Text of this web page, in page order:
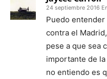
24 septiembre 2016
Puedo
contra el
pese a que sea
importante de
no entiendo es